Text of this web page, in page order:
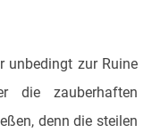
unbedingt zur Ruine
die zauberhaften
denn die steilen